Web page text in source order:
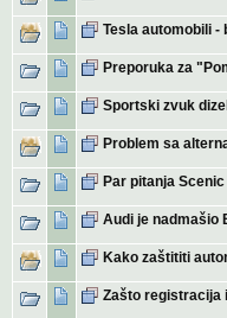
Tesla automobili -
Preporuka za
Sportski zvuk
Problem sa
Par pitanja Scenic
Audi je nadmašio
Kako zaštititi
Zašto registracija